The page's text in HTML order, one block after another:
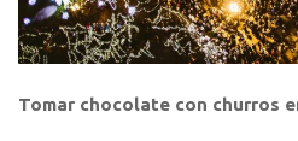
Tomar chocolate con churros